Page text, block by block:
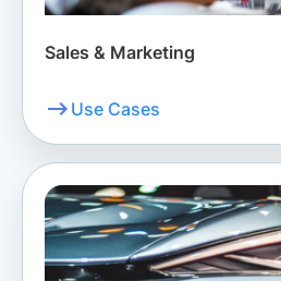
Sales & Marketing
Use Cases